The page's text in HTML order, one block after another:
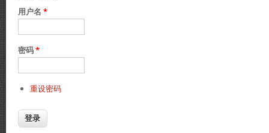
用户名 *
密码*
重设密码